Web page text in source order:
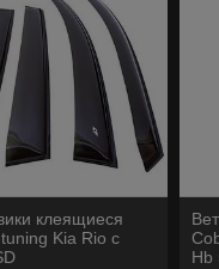
клеящиеся
Kia Rio с
Hb